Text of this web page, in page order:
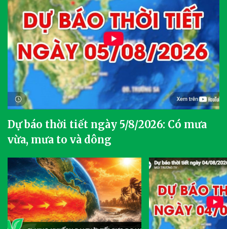
Dự báo thời tiết ngày 5/8/2026: Có mưa
vừa, mưa to và dông